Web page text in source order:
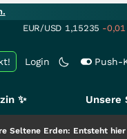
EUR/USD 1,15235 -0,01
Login Push-
✨ Unsere
Entsteht hier die nächste